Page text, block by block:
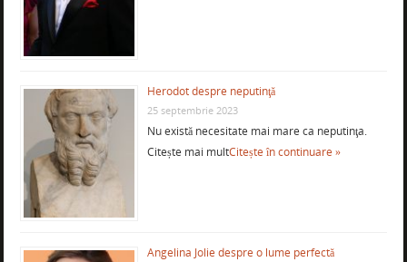
Herodot despre neputinţă
25 septembrie 2023
Nu există necesitate mai mare ca neputinţa.
Citește mai multCitește în continuare »
Angelina Jolie despre o lume perfectă